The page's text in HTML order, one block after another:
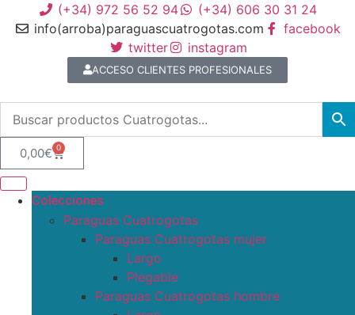
(+34) 972 56 52 94
(+34) 606 30 31 24
info(arroba)paraguascuatrogotas.com
facebook
twitter
instagram
ACCESO CLIENTES PROFESIONALES
0,00€ 0
Colecciones
Paraguas Cuatrogotas
Paraguas Cuatrogotas mujer
Largo
Plegable
Paraguas Cuatrogotas hombre